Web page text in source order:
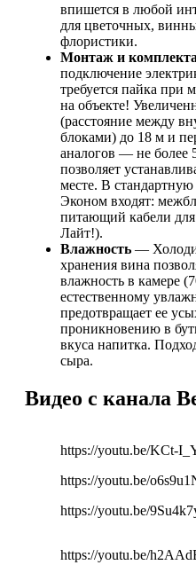
впишется в любой
для цветочных,
флористики.
Монтаж и
подключение
требуется пайка при
на объекте!
(расстояние между
блоками) до 18 м и
аналогов — не более
позволяет
месте. В
Эконом входят:
питающий кабели
Лайт!).
Влажность —
хранения вина
влажность в камере
естественному
предотвращает ее
проникновению в
вкуса напитка.
сыра.
Видео с канала
https://youtu.be/KCt-
https://youtu.be/
https://youtu.be/
https://youtu.be/